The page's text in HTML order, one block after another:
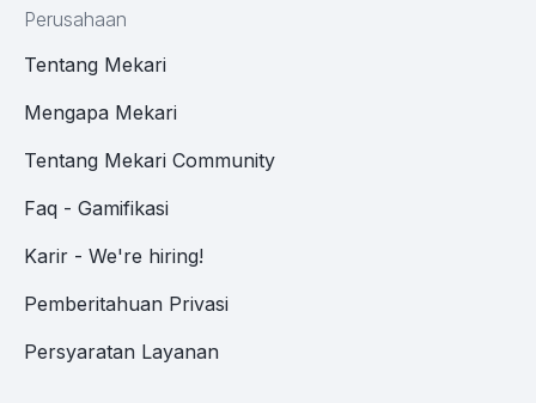
Perusahaan
Tentang Mekari
Mengapa Mekari
Tentang Mekari Community
Faq - Gamifikasi
Karir - We're hiring!
Pemberitahuan Privasi
Persyaratan Layanan